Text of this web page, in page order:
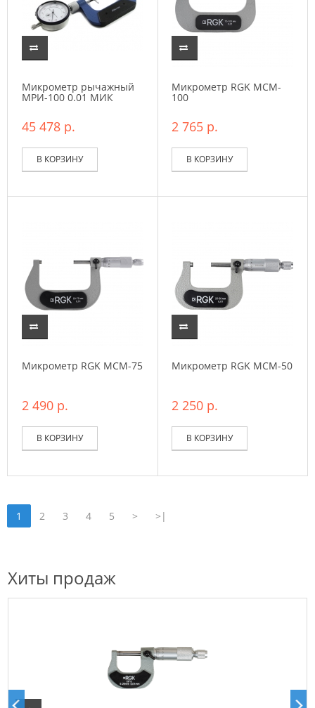
Микрометр рычажный
МРИ-100 0.01 МИК
45 478 р.
В КОРЗИНУ
Микрометр RGK MCM-
100
2 765 р.
В КОРЗИНУ
Микрометр RGK MCM-75
2 490 р.
В КОРЗИНУ
Микрометр RGK MCM-50
2 250 р.
В КОРЗИНУ
1 2 3 4 5 > >|
Хиты продаж